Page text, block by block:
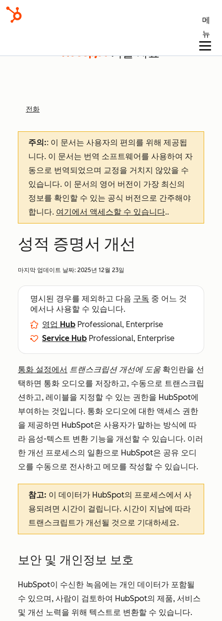
메
뉴
기술 자료
전화
주의:: 이 문서는 사용자의 편의를 위해 제공됩
니다. 이 문서는 번역 소프트웨어를 사용하여 자
동으로 번역되었으며 교정을 거치지 않았을 수
있습니다. 이 문서의 영어 버전이 가장 최신의
정보를 확인할 수 있는 공식 버전으로 간주해야
합니다. 여기에서 액세스할 수 있습니다..
성적 증명서 개선
마지막 업데이트 날짜: 2025년 12월 23일
명시된 경우를 제외하고 다음 구독 중 어느 것
에서나 사용할 수 있습니다.
영업 Hub Professional, Enterprise
Service Hub Professional, Enterprise
통화 설정에서 트랜스크립션 개선에 도움 확인란을 선
택하면 통화 오디오를 저장하고, 수동으로 트랜스크립
션하고, 레이블을 지정할 수 있는 권한을 HubSpot에
부여하는 것입니다. 통화 오디오에 대한 액세스 권한
을 제공하면 HubSpot은 사용자가 말하는 방식에 따
라 음성-텍스트 변환 기능을 개선할 수 있습니다. 이러
한 개선 프로세스의 일환으로 HubSpot은 공유 오디
오를 수동으로 전사하고 메모를 작성할 수 있습니다.
참고: 이 데이터가 HubSpot의 프로세스에서 사
용되려면 시간이 걸립니다. 시간이 지남에 따라
트랜스크립트가 개선될 것으로 기대하세요.
보안 및 개인정보 보호
HubSpot이 수신한 녹음에는 개인 데이터가 포함될
수 있으며, 사람이 검토하여 HubSpot의 제품, 서비스
및 개선 노력을 위해 텍스트로 변환할 수 있습니다.